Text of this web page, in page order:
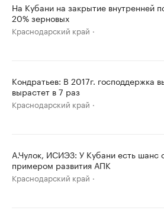
На Кубани на закрытие внутренней
20% зерновых
Краснодарский край
Кондратьев: В 2017г. господдержка
вырастет в 7 раз
Краснодарский край
А.Чулок, ИСИЭЗ: У Кубани есть шанс
примером развития АПК
Краснодарский край